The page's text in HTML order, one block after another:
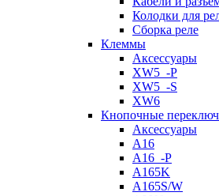
Колодки для
Сборка реле
Клеммы
Аксессуары
XW5_-P
XW5_-S
XW6
Кнопочные
Аксессуары
A16
A16_-P
A165K
A165S/W